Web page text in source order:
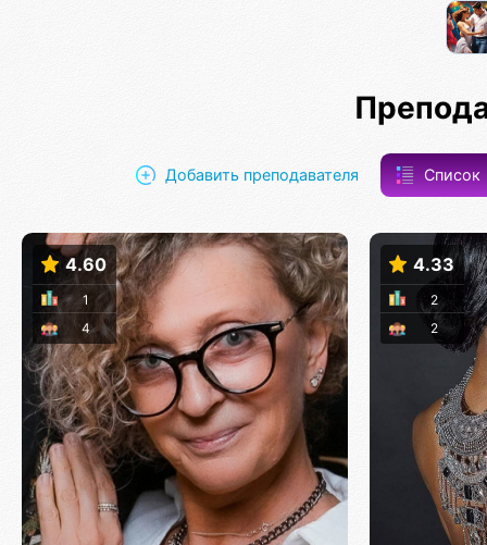
Добавить преподавателя Список
4.60
4
1
4.33
2
2